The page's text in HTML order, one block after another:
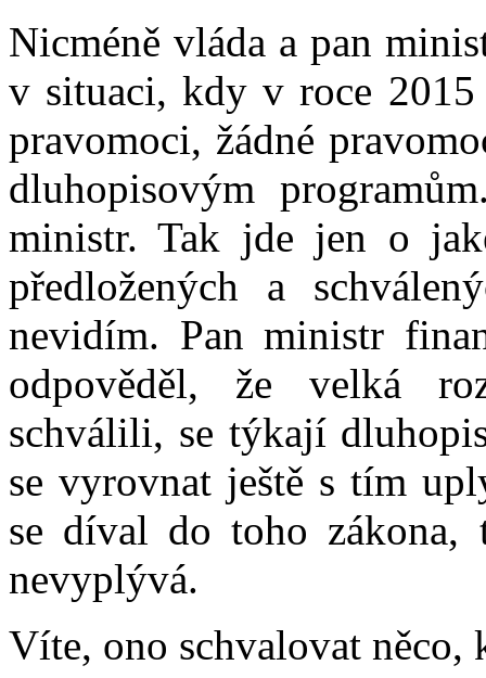
Nicméně vláda a pan
v situaci, kdy v roce 2015
pravomoci, žádné
dluhopisovým
ministr. Tak jde jen o
předložených a
nevidím. Pan ministr
odpověděl, že velká
schválili, se týkají
se vyrovnat ještě s tím
se díval do toho zákona,
nevyplývá.
Víte, ono schvalovat něco,